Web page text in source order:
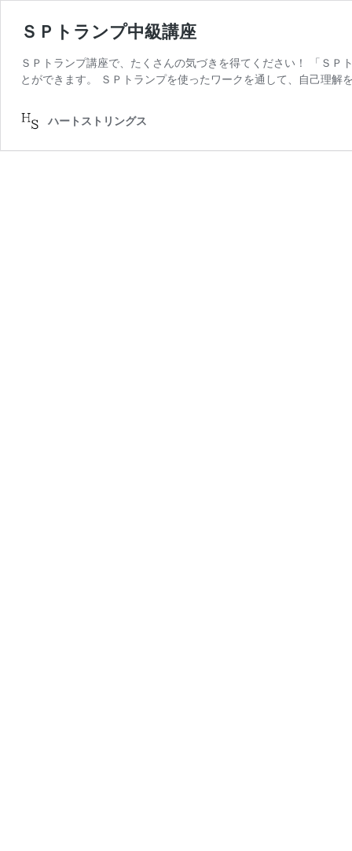
ＳＰトランプ中級講座
ＳＰトランプ講座で、たくさんの気づきを得てください！ 「Ｓ
とができます。 ＳＰトランプを使ったワークを通して、自己理
ハートストリングス